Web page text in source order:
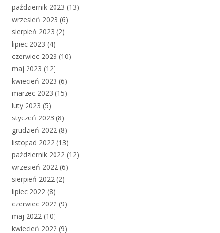
październik 2023 (13)
wrzesień 2023 (6)
sierpień 2023 (2)
lipiec 2023 (4)
czerwiec 2023 (10)
maj 2023 (12)
kwiecień 2023 (6)
marzec 2023 (15)
luty 2023 (5)
styczeń 2023 (8)
grudzień 2022 (8)
listopad 2022 (13)
październik 2022 (12)
wrzesień 2022 (6)
sierpień 2022 (2)
lipiec 2022 (8)
czerwiec 2022 (9)
maj 2022 (10)
kwiecień 2022 (9)